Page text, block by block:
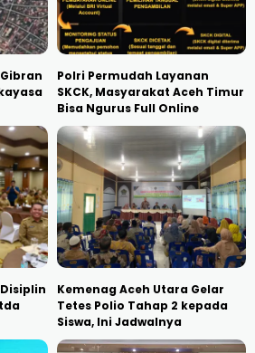
Polri Permudah Layanan
SKCK, Masyarakat Aceh Timur
Bisa Ngurus Full Online
Kemenag Aceh Utara Gelar
Tetes Polio Tahap 2 kepada
Siswa, Ini Jadwalnya